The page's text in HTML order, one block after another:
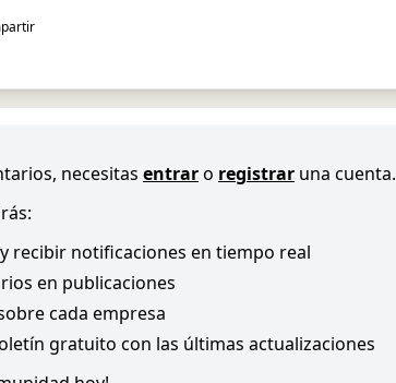
necesitas entraro registrar una cuenta.
recibir notificaciones en tiempo real
en publicaciones
cada empresa
gratuito con las últimas actualizaciones